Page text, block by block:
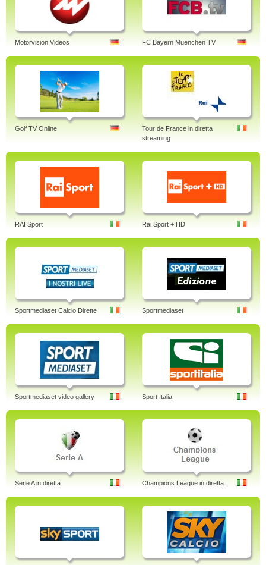
Motorvision Videos FC Bayern Muenchen TV
Golf TV Online
Tour de France in diretta
streaming
RAI Sport Rai Sport + HD
Sportmediaset Calcio Dirette Sportmediaset
Sportmediaset video gallery Sport Italia
Serie A in diretta Champions League in diretta